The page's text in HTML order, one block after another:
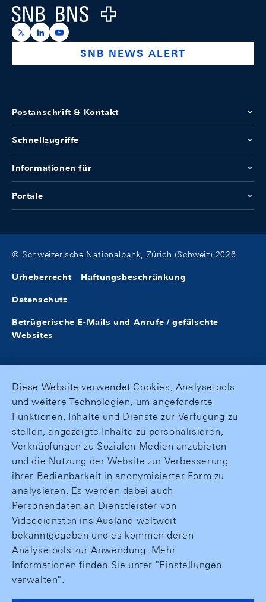
Logo
https://x.com/snb_bns
https://ch.linkedin.com/company/swiss-national-
https://www.youtube.com/@swissnationalbank
SNB NEWS ALERT
Postanschrift & Kontakt
Schnellzugriffe
Informationen für
Portale
© Schweizerische Nationalbank, Zürich (Schweiz) 2026
Urheberrecht Haftungsbeschränkung
Datenschutz
Betrügerische E-Mails und Anrufe / gefälschte
Websites
Diese Website verwendet Cookies, Analysetools
und weitere Technologien, um angeforderte
Funktionen, Inhalte und Dienste zur Verfügung zu
stellen, angezeigte Inhalte zu personalisieren,
Verknüpfungen zu Sozialen Medien anzubieten
und die Nutzung der Website zur Verbesserung
ihrer Bedienbarkeit in anonymisierter Form zu
analysieren. Es werden dabei auch
Personendaten an Dienstleister von
Videodiensten ins Ausland weltweit
bekanntgegeben und es kommen deren
Analysetools zur Anwendung. Mehr
Informationen finden Sie unter "Einstellungen
verwalten".